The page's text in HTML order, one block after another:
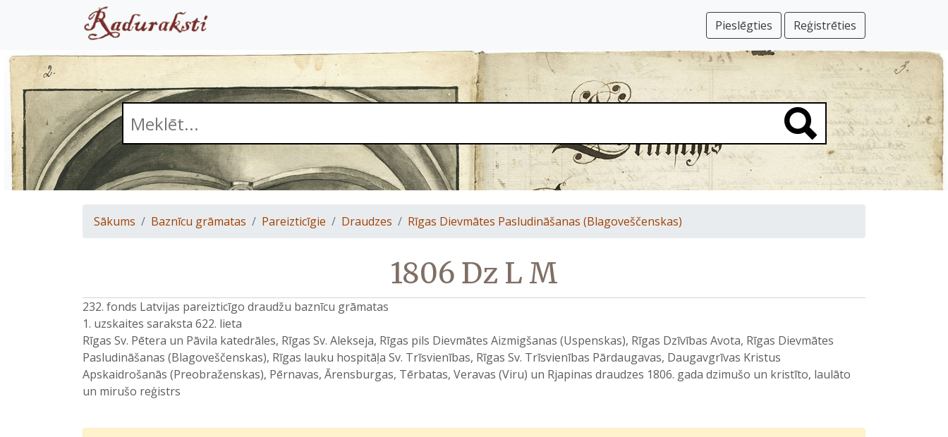
Pieslēgties Reģistrēties
Sākums Baznīcu grāmatas Pareizticīgie Draudzes Rīgas Dievmātes Pasludināšanas (Blagoveščenskas)
1806 Dz L M
232. fonds Latvijas pareizticīgo draudžu baznīcu grāmatas
1. uzskaites saraksta 622. lieta
Rīgas Sv. Pētera un Pāvila katedrāles, Rīgas Sv. Alekseja, Rīgas pils Dievmātes Aizmigšanas (Uspenskas), Rīgas Dzīvības Avota, Rīgas Dievmātes
Pasludināšanas (Blagoveščenskas), Rīgas lauku hospitāļa Sv. Trīsvienības, Rīgas Sv. Trīsvienības Pārdaugavas, Daugavgrīvas Kristus
Apskaidrošanās (Preobraženskas), Pērnavas, Ārensburgas, Tērbatas, Veravas (Viru) un Rjapinas draudzes 1806. gada dzimušo un kristīto, laulāto
un mirušo reģistrs